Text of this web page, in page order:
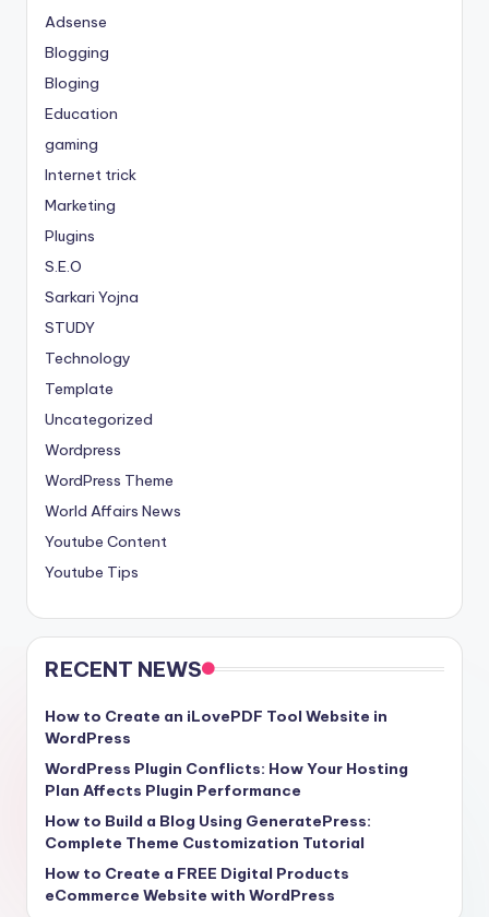
Adsense
Blogging
Bloging
Education
gaming
Internet trick
Marketing
Plugins
S.E.O
Sarkari Yojna
STUDY
Technology
Template
Uncategorized
Wordpress
WordPress Theme
World Affairs News
Youtube Content
Youtube Tips
RECENT NEWS
How to Create an iLovePDF Tool Website in
WordPress
WordPress Plugin Conflicts: How Your Hosting
Plan Affects Plugin Performance
How to Build a Blog Using GeneratePress:
Complete Theme Customization Tutorial
How to Create a FREE Digital Products
eCommerce Website with WordPress